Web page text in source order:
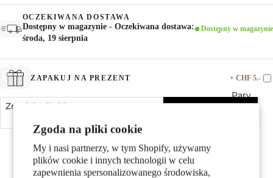
Zgoda na pliki cookie
My i nasi partnerzy, w tym Shopify, używamy
plików cookie i innych technologii w celu
zapewnienia spersonalizowanego środowiska,
Pary
OCZEKIWANA DOSTAWA
Dostępny w magazynie - Oczekiwana dostawa:
środa, 19 sierpnia
Dostępny w magazynie
ZAPAKUJ NA PREZENT + CHF 5.-
Zmniejsz ilość
bestseller
Made in Germany
Wykonane z odzyskanego złota
Darmowa dostawa